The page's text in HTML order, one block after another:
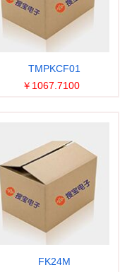
TMPKCF01
￥1067.7100
FK24M